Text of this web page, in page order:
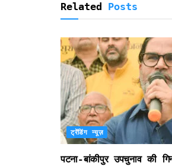
Related Posts
ट्रेंडिंग न्यूज़
पटना-बांकीपुर उपचुनाव की